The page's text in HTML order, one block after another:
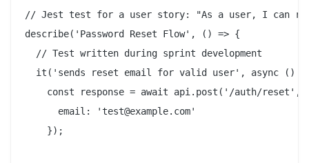
// Jest test for a user story: "As a user, I can
describe('Password Reset Flow', () => {
  // Test written during sprint development
it('sends reset email for valid user', async ()
const response = await api.post('/auth/reset',
      email: 'test@example.com'
    });